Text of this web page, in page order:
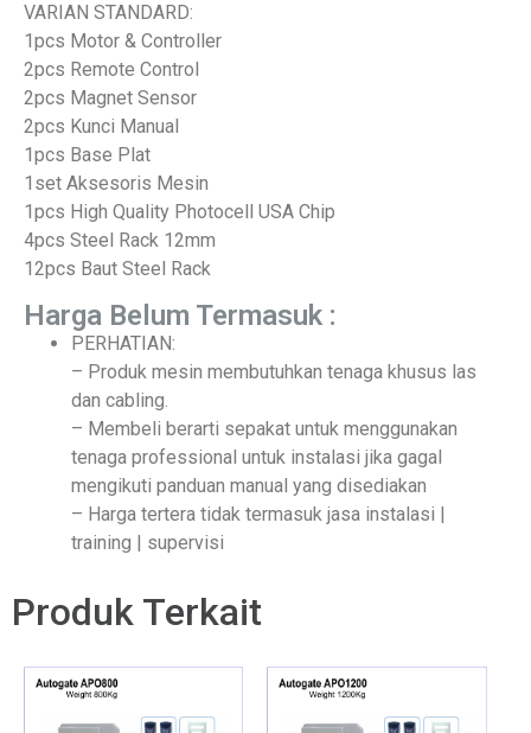
VARIAN STANDARD:
1pcs Motor & Controller
2pcs Remote Control
2pcs Magnet Sensor
2pcs Kunci Manual
1pcs Base Plat
1set Aksesoris Mesin
1pcs High Quality Photocell USA Chip
4pcs Steel Rack 12mm
12pcs Baut Steel Rack
Harga Belum Termasuk :
PERHATIAN:
– Produk mesin membutuhkan tenaga khusus las
dan cabling.
– Membeli berarti sepakat untuk menggunakan
tenaga professional untuk instalasi jika gagal
mengikuti panduan manual yang disediakan
– Harga tertera tidak termasuk jasa instalasi |
training | supervisi
Produk Terkait